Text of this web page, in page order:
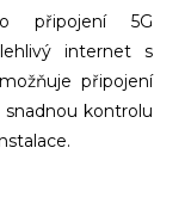
připojení 5G
internet s
připojení
kontrolu